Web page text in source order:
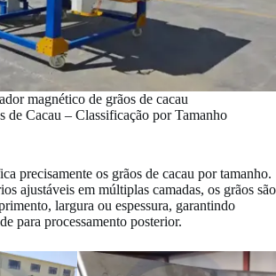
magnético de grãos de cacau
de Cacau – Classificação por Tamanho
precisamente os grãos de cacau por tamanho.
ajustáveis em múltiplas camadas, os grãos são
largura ou espessura, garantindo
para processamento posterior.